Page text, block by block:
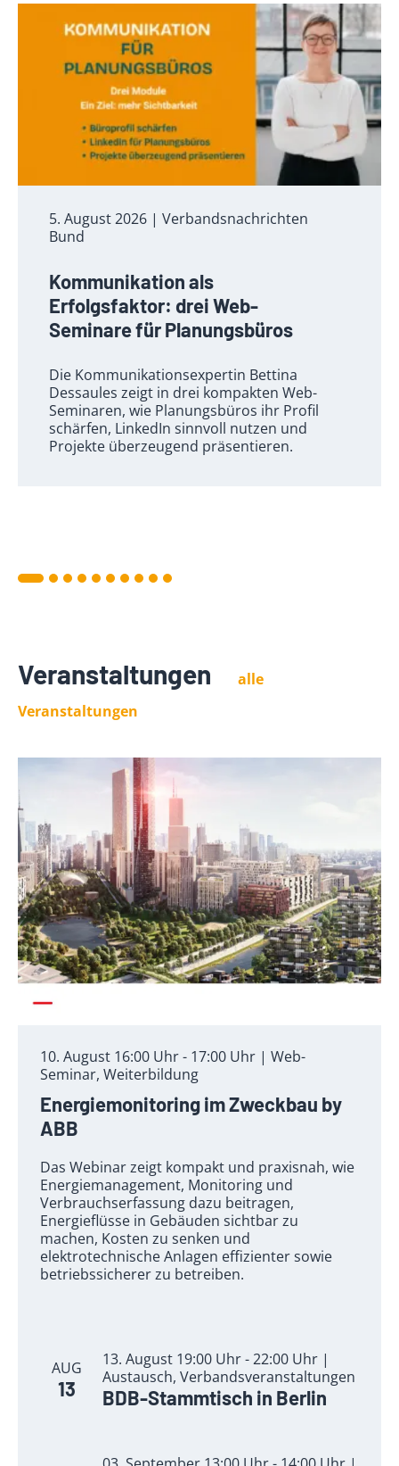
5. August 2026 | Verbandsnachrichten
Bund
Kommunikation als
Erfolgsfaktor: drei Web-
Seminare für Planungsbüros
Die Kommunikationsexpertin Bettina
Dessaules zeigt in drei kompakten Web-
Seminaren, wie Planungsbüros ihr Profil
schärfen, LinkedIn sinnvoll nutzen und
Projekte überzeugend präsentieren.
Veranstaltungen
alle
Veranstaltungen
10. August 16:00 Uhr - 17:00 Uhr | Web-
Seminar, Weiterbildung
Energiemonitoring im Zweckbau by
ABB
Das Webinar zeigt kompakt und praxisnah, wie
Energiemanagement, Monitoring und
Verbrauchserfassung dazu beitragen,
Energieflüsse in Gebäuden sichtbar zu
machen, Kosten zu senken und
elektrotechnische Anlagen effizienter sowie
betriebssicherer zu betreiben.
AUG
13
13. August 19:00 Uhr - 22:00 Uhr |
Austausch, Verbandsveranstaltungen
BDB-Stammtisch in Berlin